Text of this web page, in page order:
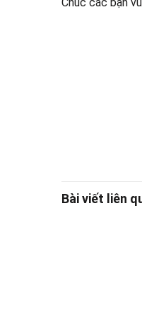
Chúc các bạn
Bài viết liên